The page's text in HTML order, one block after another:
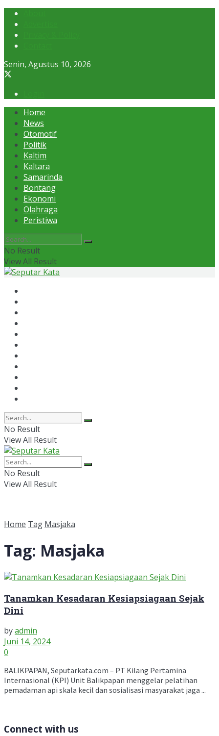
Senin, Agustus 10, 2026
Home
News
Otomotif
Politik
Kaltim
Kaltara
Samarinda
Bontang
Ekonomi
Olahraga
Peristiwa
No Result
View All Result
No Result
View All Result
No Result
View All Result
Home Tag Masjaka
Tag: Masjaka
Tanamkan Kesadaran Kesiapsiagaan Sejak
Dini
byadmin
Juni 14, 2024
0
BALIKPAPAN, Seputarkata.com – PT Kilang Pertamina
Internasional (KPI) Unit Balikpapan menggelar pelatihan
pemadaman api skala kecil dan sosialisasi masyarakat jaga ...
Connect with us